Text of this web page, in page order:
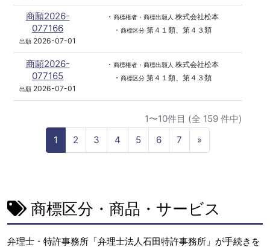
商願2026-
077166
出願 2026-07-01
・ 商標権者・商標出願人 株式会社松本
・ 商標区分第４１類、第４３類
商願2026-
077165
出願 2026-07-01
・ 商標権者・商標出願人 株式会社松本
・ 商標区分第４１類、第４３類
1〜10件目 (全 159 件中)
1
2 3 4 5 6 7 »
e
商標区分・商品・サービス
弁理士・特許事務所「弁理士法人石田特許事務所」が手続きを